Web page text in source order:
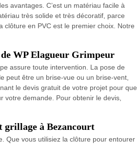
avantages. C’est un matériau facile à
très solide et très décoratif, parce
clôture en PVC est le premier choix. Notre
de WP Elagueur Grimpeur
assure toute intervention. La pose de
peut être un brise-vue ou un brise-vent,
le devis gratuit de votre projet pour que
votre demande. Pour obtenir le devis,
grillage à Bezancourt
Que vous utilisiez la clôture pour entourer